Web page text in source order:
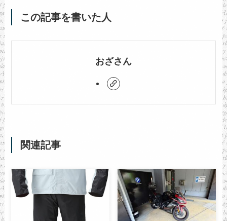
この記事を書いた人
おざさん
関連記事